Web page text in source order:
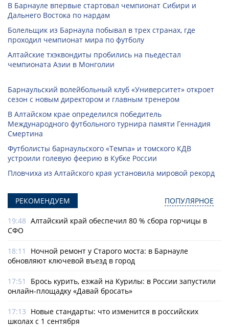
В Барнауле впервые стартовал чемпионат Сибири и
Дальнего Востока по нардам
Болельщик из Барнаула побывал в трех странах, где
проходил чемпионат мира по футболу
Алтайские тхэквондиты пробились на пьедестал
чемпионата Азии в Монголии
Барнаульский волейбольный клуб «Университет» откроет
сезон с новым директором и главным тренером
В Алтайском крае определился победитель
Международного футбольного турнира памяти Геннадия
Смертина
Футболисты барнаульского «Темпа» и томского КДВ
устроили голевую феерию в Кубке России
Пловчиха из Алтайского края установила мировой рекорд
РЕКОМЕНДУЕМ ПОПУЛЯРНОЕ
19:48 Алтайский край обеспечил 80 % сбора горчицы в
СФО
18:11
Ночной ремонт у Старого моста: в Барнауле
обновляют ключевой въезд в город
17:51
Брось курить, езжай на Курилы: в России запустили
онлайн-­площадку «Давай бросать»
17:13 Новые стандарты: что изменится в российских
школах с 1 сентября